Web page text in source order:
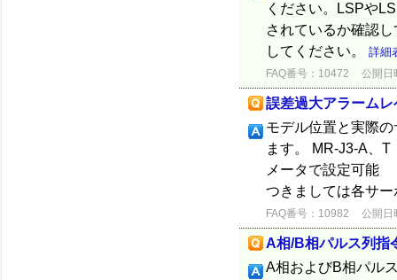
ください。LSPや
されているか確認
してください。 詳細
FAQ番号：10472 公開日
誤差過大アラーム
モデル位置と実際
ます。 MR-J3-
メータで設定
つきましては各サ
FAQ番号：10982 公開日
A相/B相パルス列指
A相およびB相パル